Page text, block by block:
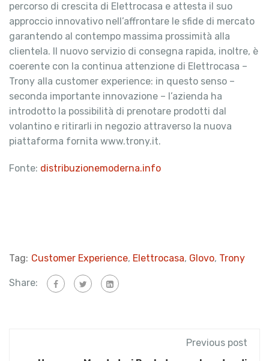
percorso di crescita di Elettrocasa e attesta il suo
approccio innovativo nell’affrontare le sfide di mercato
garantendo al contempo massima prossimità alla
clientela. Il nuovo servizio di consegna rapida, inoltre, è
coerente con la continua attenzione di Elettrocasa –
Trony alla customer experience: in questo senso –
seconda importante innovazione – l’azienda ha
introdotto la possibilità di prenotare prodotti dal
volantino e ritirarli in negozio attraverso la nuova
piattaforma fornita www.trony.it.
Fonte: distribuzionemoderna.info
Tag: Customer Experience, Elettrocasa, Glovo, Trony
Share:
Previous post